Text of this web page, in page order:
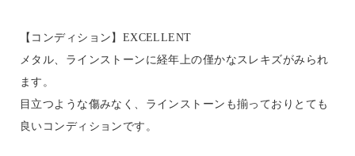
【コンディション】EXCELLENT
メタル、ラインストーンに経年上の僅かなスレキズがみられ
ます。
目立つような傷みなく、ラインストーンも揃っておりとても
良いコンディションです。